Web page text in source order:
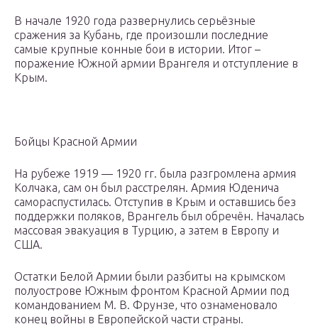
В начале 1920 года развернулись серьёзные
сражения за Кубань, где произошли последние
самые крупные конные бои в истории. Итог –
поражение Южной армии Врангеля и отступление в
Крым.
Бойцы Красной Армии
На рубеже 1919 — 1920 гг. была разгромлена армия
Колчака, сам он был расстрелян. Армия Юденича
самораспустилась. Отступив в Крым и оставшись без
поддержки поляков, Врангель был обречён. Началась
массовая эвакуация в Турцию, а затем в Европу и
США.
Остатки Белой Армии были разбиты на крымском
полуострове Южным фронтом Красной Армии под
командованием М. В. Фрунзе, что ознаменовало
конец войны в Европейской части страны.